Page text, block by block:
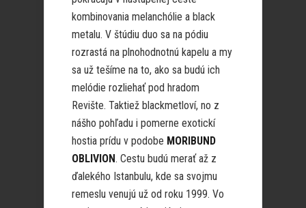
kombinovania melanchólie a black
metalu. V štúdiu duo sa na pódiu
rozrastá na plnohodnotnú kapelu a my
sa už tešíme na to, ako sa budú ich
melódie rozliehať pod hradom
Revište. Taktiež blackmetloví, no z
nášho pohľadu i pomerne exotickí
hostia prídu v podobe MORIBUND
OBLIVION. Cestu budú merať až z
ďalekého Istanbulu, kde sa svojmu
remeslu venujú už od roku 1999. Vo